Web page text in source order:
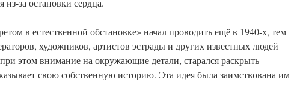
за остановки сердца.
в естественной обстановке» начал проводить ещё в 1940-х, тем
художников, артистов эстрады и других известных людей
этом внимание на окружающие детали, старался раскрыть
свою собственную историю. Эта идея была заимствована им